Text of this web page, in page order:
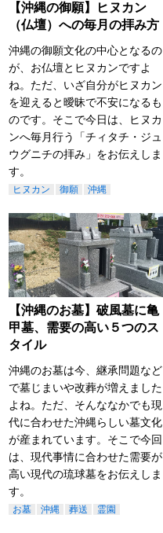
【沖縄の御願】ヒヌカン
（仏壇）への毎月の拝み方
沖縄の御願文化の中心となるの
が、お仏壇とヒヌカンですよ
ね。ただ、いざ自分がヒヌカン
を迎えると曖昧で不安になるも
のです。そこで今日は、ヒヌカ
ンへ毎月行う「チィタチ・ジュ
ウグニチの拝み」をお伝えしま
す。
ヒヌカン 御願 沖縄
【沖縄のお墓】破風墓に亀
甲墓、需要の高い５つのス
タイル
沖縄のお墓は今、継承問題など
で墓じまいや改葬が増えました
よね。ただ、そんななかでも現
代に合わせた沖縄らしい墓文化
が産まれています。そこで今回
は、現代事情に合わせた需要が
高い現代の琉球墓をお伝えしま
す。
お墓 沖縄 葬送 霊園